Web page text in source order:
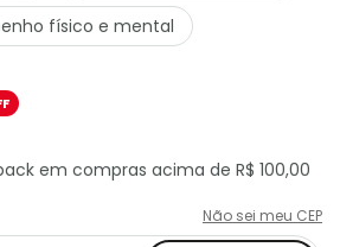
físico e mental
em compras acima de R$ 100,00
Não sei meu CEP